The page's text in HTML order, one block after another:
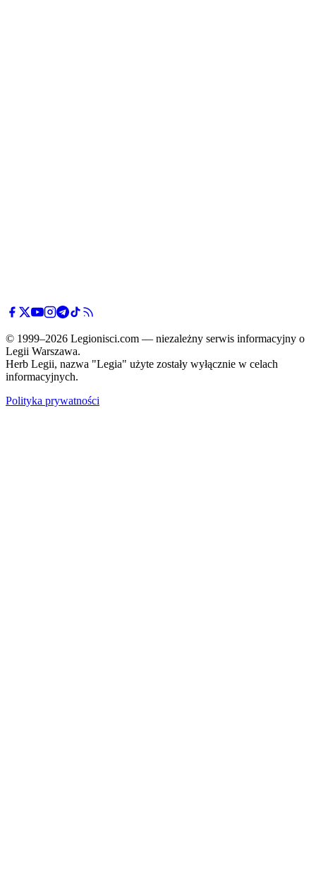
© 1999–2026 Legionisci.com — niezależny serwis informacyjny o
Legii Warszawa.
Herb Legii, nazwa "Legia" użyte zostały wyłącznie w celach
informacyjnych.
Polityka prywatności